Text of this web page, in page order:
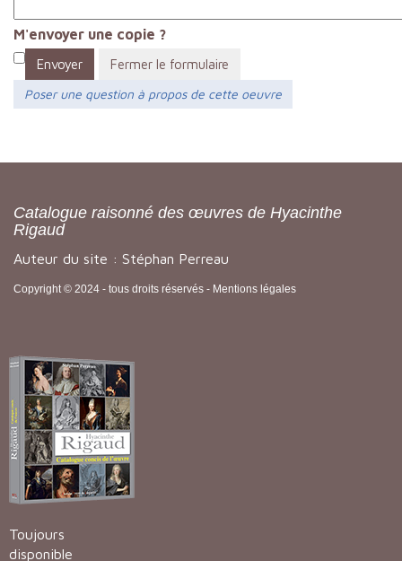
M'envoyer une copie ?
Envoyer
Fermer le formulaire
Poser une question à propos de cette oeuvre
Catalogue raisonné des œuvres de Hyacinthe
Rigaud
Auteur du site : Stéphan Perreau
Copyright © 2024 - tous droits réservés - Mentions légales
Toujours
disponible